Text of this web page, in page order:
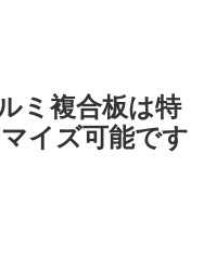
ミ複合板は特
イズ可能です